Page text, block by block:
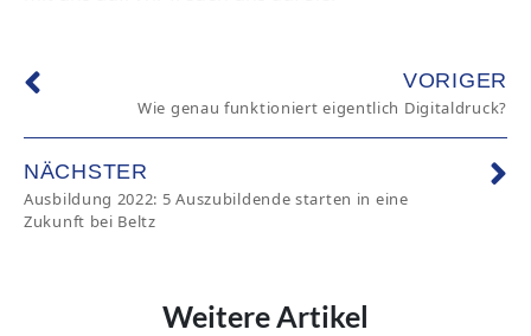
VORIGER
Wie genau funktioniert eigentlich Digitaldruck?
NÄCHSTER
Ausbildung 2022: 5 Auszubildende starten in eine
Zukunft bei Beltz
Weitere Artikel